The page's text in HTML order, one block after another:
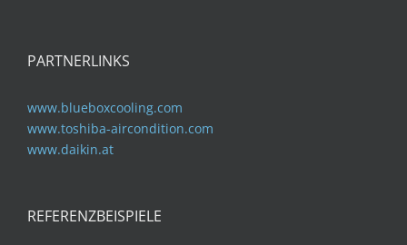
PARTNERLINKS
www.blueboxcooling.com
www.toshiba-aircondition.com
www.daikin.at
REFERENZBEISPIELE